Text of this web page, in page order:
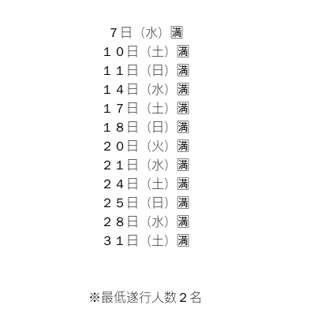
７日（水）🈵
１０日（土）🈵
１１日（日）🈵
１４日（水）🈵
１７日（土）🈵
１８日（日）🈵
２０日（火）🈵
２１日（水）🈵
２４日（土）🈵
２５日（日）🈵
２８日（水）🈵
３１日（土）🈵
※最低遂行人数２名